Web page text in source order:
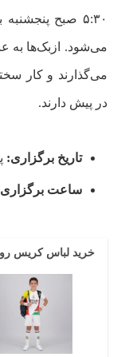
می‌شود. ازبک‌ها به
می‌گذارند و کار
در پیش دارند.
تاریخ برگزاری:
ساعت برگزاری
خرید لباس کریس